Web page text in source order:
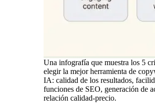
Una infografía que muestra los 5
elegir la mejor herramienta de
IA: calidad de los resultados,
funciones de SEO, generación de
relación calidad-precio.